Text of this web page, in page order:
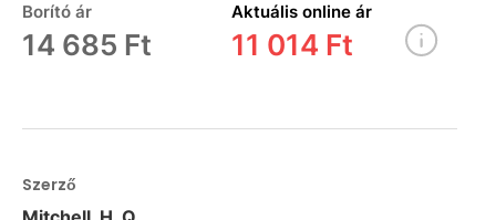
Borító ár
14 685 Ft
Aktuális online ár
11 014 Ft
Szerző